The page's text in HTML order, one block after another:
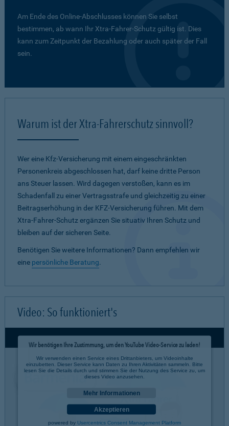
Am Ende des Online-Abschlusses können Sie selbst
bestimmen, ab wann Ihr Xtra-Fahrer-Schutz gültig ist. Dies
kann zum Zeitpunkt der Bezahlung oder auch später der Fall
sein.
Warum ist der Xtra-Fahrerschutz sinnvoll?
Wer eine Kfz-Versicherung mit einem eingeschränkten
Personenkreis abgeschlossen hat, darf keine dritte Person
ans Steuer lassen. Wird dagegen verstoßen, kann es im
Schadenfall zu einer Vertragsstrafe und gleichzeitig zu einer
Beitragserhöhung in der KFZ-Versicherung führen. Mit dem
Xtra-Fahrer-Schutz ergänzen Sie situativ Ihren Schutz und
bleiben auf der sicheren Seite.
Benötigen Sie weitere Informationen? Dann empfehlen wir
eine persönliche Beratung.
Video: So funktioniert's
Wir benötigen Ihre Zustimmung, um den YouTube Video-Service zu laden!
Wir verwenden einen Service eines Drittanbieters, um Videoinhalte
einzubetten. Dieser Service kann Daten zu Ihren Aktivitäten sammeln. Bitte
lesen Sie die Details durch und stimmen Sie der Nutzung des Service zu, um
dieses Video anzusehen.
Mehr Informationen
Akzeptieren
powered by Usercentrics Consent Management Platform